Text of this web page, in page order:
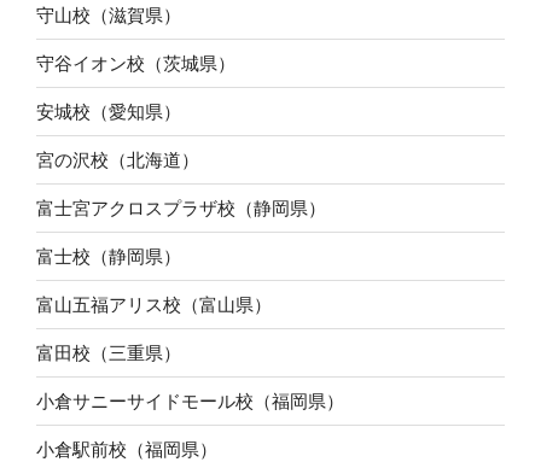
守山校（滋賀県）
守谷イオン校（茨城県）
安城校（愛知県）
宮の沢校（北海道）
富士宮アクロスプラザ校（静岡県）
富士校（静岡県）
富山五福アリス校（富山県）
富田校（三重県）
小倉サニーサイドモール校（福岡県）
小倉駅前校（福岡県）